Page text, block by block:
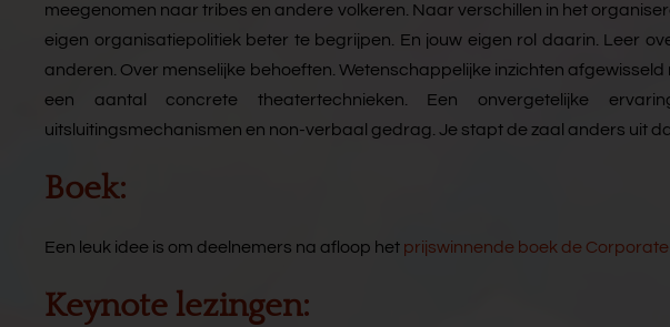
meegenomen naar tribes en andere volkeren. Naar verschillen in het
eigen organisatiepolitiek beter te begrijpen. En jouw eigen rol daarin. Leer
anderen. Over menselijke behoeften. Wetenschappelijke inzichten
een aantal concrete theatertechnieken. Een onvergetelijke
uitsluitingsmechanismen en non-verbaal gedrag. Je stapt de zaal anders uit
Boek:
Een leuk idee is om deelnemers na afloop het prijswinnende boek de Corporate
Keynote lezingen: